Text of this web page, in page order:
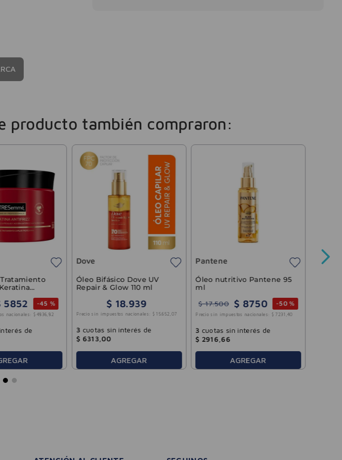
producto también compraron:
5852 -45 %
nacionales: $ 4836 ,82
de
Dove
Óleo Bifásico Dove UV
Repair & Glow 110 ml
$ 18.939
Precio sin impuestos nacionales: $ 15.652 , 07
3 cuotas sin interés de
$ 6313,00
AGREGAR
Pantene
Óleo nutritivo Pantene 95
ml
$ 17.500 $ 8750 -50 %
Precio sin impuestos nacionales: $ 7231 ,40
3 cuotas sin interés de
$ 2916 ,66
AGREGAR